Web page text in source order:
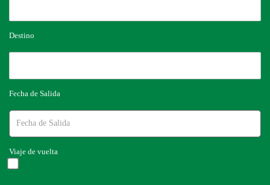
Destino
Fecha de Salida
Viaje de vuelta